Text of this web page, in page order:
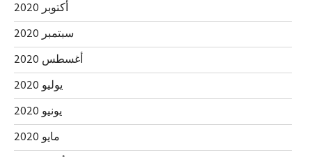
أكتوبر 2020
سبتمبر 2020
أغسطس 2020
يوليو 2020
يونيو 2020
مايو 2020